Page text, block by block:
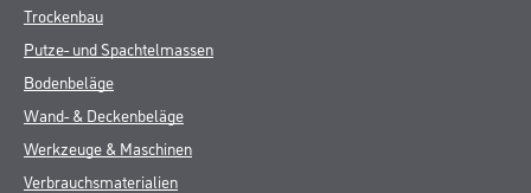
Trockenbau
Putze- und Spachtelmassen
Bodenbeläge
Wand- & Deckenbeläge
Werkzeuge & Maschinen
Verbrauchsmaterialien